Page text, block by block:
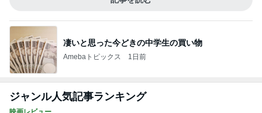
2
30」第2話
3
「ナイトボーン 夜哭」子供の顔がいつまで
も映らず怖いけど、まるで天使のような顔の
赤ちゃんでした。